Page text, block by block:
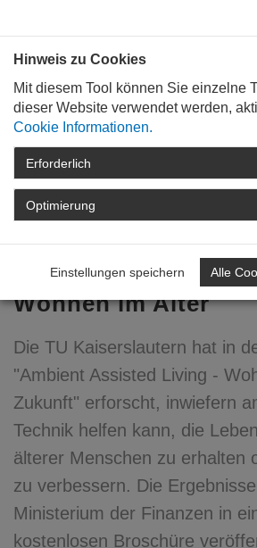
STARTSEITE
DETAIL
Intelligente Technik
Wohnen im Alter
Die TU Kaiserslautern hat in
"Ambient Assisted Living -
Zukunft" erforscht, inwiefern
Technik helfen kann, die
älterer Menschen zu erhalten
zu verbessern. Die
Ministerium der Finanzen in
kostenlosen Broschüre
Hinweis zu Cookies
Mit diesem Tool können Sie einzelne
dieser Website verwendet werden,
Cookie Informationen.
Erforderlich
Optimierung
Einstellungen speichern Alle